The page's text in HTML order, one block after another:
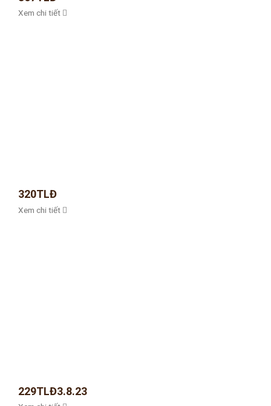
Xem chi tiết
320TLĐ
Xem chi tiết
229TLĐ3.8.23